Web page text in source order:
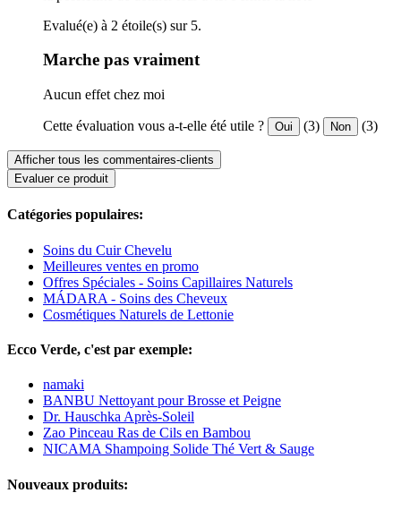
Evalué(e) à 2 étoile(s) sur 5.
Marche pas vraiment
Aucun effet chez moi
Cette évaluation vous a-t-elle été utile ? Oui (3) Non (3)
Afficher tous les commentaires-clients
Evaluer ce produit
Catégories populaires:
Soins du Cuir Chevelu
Meilleures ventes en promo
Offres Spéciales - Soins Capillaires Naturels
MÁDARA - Soins des Cheveux
Cosmétiques Naturels de Lettonie
Ecco Verde, c'est par exemple:
namaki
BANBU Nettoyant pour Brosse et Peigne
Dr. Hauschka Après-Soleil
Zao Pinceau Ras de Cils en Bambou
NICAMA Shampoing Solide Thé Vert & Sauge
Nouveaux produits: